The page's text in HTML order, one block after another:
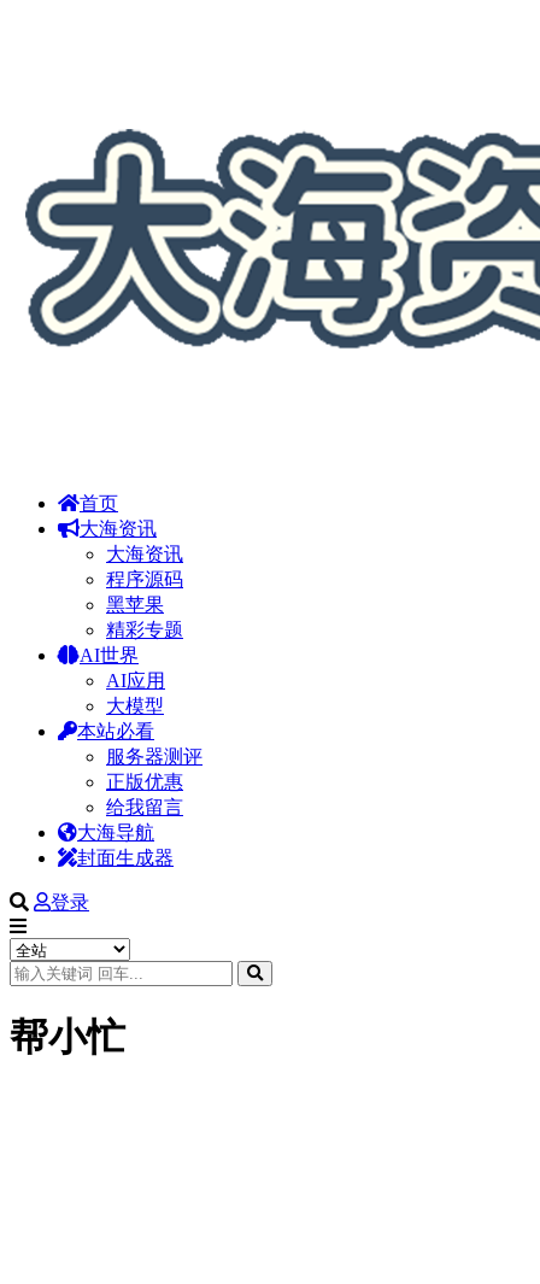
首页
大海资讯
大海资讯
程序源码
黑苹果
精彩专题
AI世界
AI应用
大模型
本站必看
服务器测评
正版优惠
给我留言
大海导航
封面生成器
登录
帮小忙